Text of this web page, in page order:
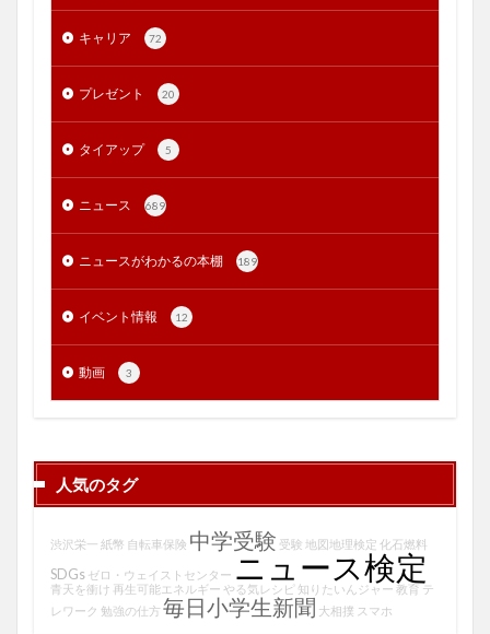
キャリア 72
プレゼント 20
タイアップ 5
ニュース 689
ニュースがわかるの本棚 189
イベント情報 12
動画 3
人気のタグ
渋沢栄一 紙幣 自転車保険 中学受験 受験 地図地理検定 化石燃料
SDGs ゼロ・ウェイストセンター ニュース検定
青天を衝け 再生可能エネルギー やる気レシピ 知りたいんジャー教育テ
レワーク 勉強の仕方 毎日小学生新聞 大相撲 スマホ